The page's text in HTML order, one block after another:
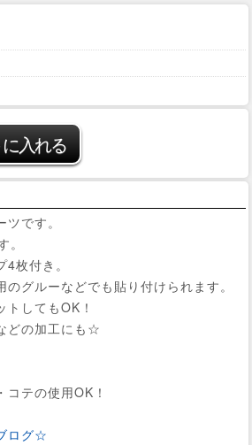
です。
枚付き。
グルーなどでも貼り付けられます。
してもOK！
どの加工にも☆
テの使用OK！
ログ☆